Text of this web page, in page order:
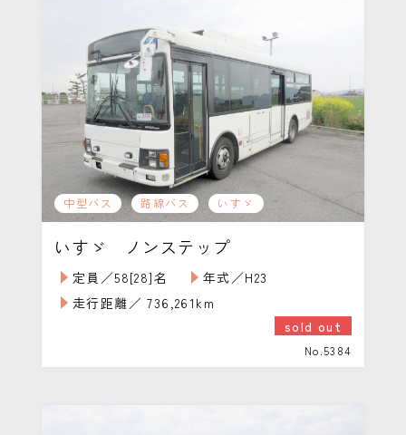
中型バス 路線バス いすゞ
いすゞ ノンステップ
定員／58[28]名
年式／H23
走行距離／ 736,261km
sold out
No.5384